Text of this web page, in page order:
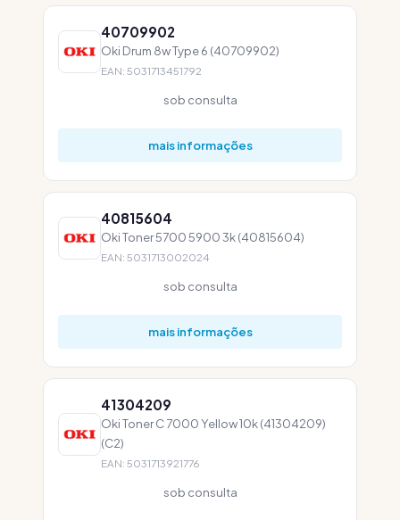
40709902
Oki Drum 8w Type 6 (40709902)
EAN: 5031713451792
sob consulta
mais informações
40815604
Oki Toner 5700 5900 3k (40815604)
EAN: 5031713002024
sob consulta
mais informações
41304209
Oki Toner C 7000 Yellow 10k (41304209)
(C2)
EAN: 5031713921776
sob consulta